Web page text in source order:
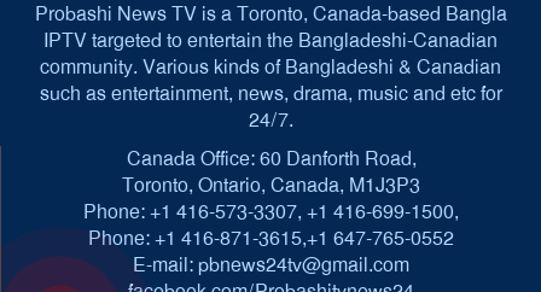
Probashi News TV is a Toronto, Canada-based Bangla
IPTV targeted to entertain the Bangladeshi-Canadian
community. Various kinds of Bangladeshi & Canadian
such as entertainment, news, drama, music and etc for
24/7.
Canada Office: 60 Danforth Road,
Toronto, Ontario, Canada, M1J3P3
Phone: +1 416-573-3307, +1 416-699-1500,
Phone: +1 416-871-3615,+1 647-765-0552
E-mail: pbnews24tv@gmail.com